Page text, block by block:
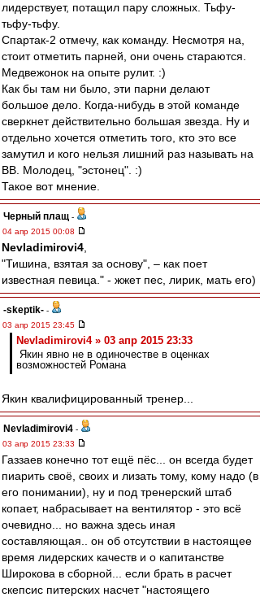
лидерствует, потащил пару сложных. Тьфу-
тьфу-тьфу.
Спартак-2 отмечу, как команду. Несмотря на,
стоит отметить парней, они очень стараются.
Медвежонок на опыте рулит. :)
Как бы там ни было, эти парни делают
большое дело. Когда-нибудь в этой команде
сверкнет действительно большая звезда. Ну и
отдельно хочется отметить того, кто это все
замутил и кого нельзя лишний раз называть на
ВВ. Молодец, "эстонец". :)
Такое вот мнение.
Черный плащ -
04 апр 2015 00:08
Nevladimirovi4
"Тишина, взятая за основу", – как поет
известная певица." - жжет пес, лирик, мать его)
-skeptik- -
03 апр 2015 23:45
Nevladimirovi4 » 03 апр 2015 23:33
Якин явно не в одиночестве в оценках
возможностей Романа
Якин квалифицированный тренер...
Nevladimirovi4 -
03 апр 2015 23:33
Газзаев конечно тот ещё пёс... он всегда будет
пиарить своё, своих и лизать тому, кому надо (в
его понимании), ну и под тренерский штаб
копает, набрасывает на вентилятор - это всё
очевидно... но важна здесь иная
составляющая.. он об отсутствии в настоящее
время лидерских качеств и о капитанстве
Широкова в сборной... если брать в расчет
скепсис питерских насчет "настоящего